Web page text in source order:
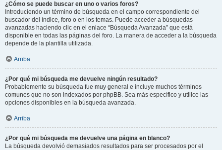
¿Cómo se puede buscar en uno o varios foros?
Introduciendo un término de búsqueda en el campo correspondiente del
buscador del índice, foro o en los temas. Puede acceder a búsquedas
avanzadas haciendo clic en el enlace “Búsqueda Avanzada” que está
disponible en todas las páginas del foro. La manera de acceder a la búsqueda
depende de la plantilla utilizada.
Arriba
¿Por qué mi búsqueda me devuelve ningún resultado?
Probablemente su búsqueda fue muy general e incluye muchos términos
comunes que no son indexados por phpBB. Sea más específico y utilice las
opciones disponibles en la búsqueda avanzada.
Arriba
¿Por qué mi búsqueda me devuelve una página en blanco?
La búsqueda devolvió demasiados resultados para ser procesados por el